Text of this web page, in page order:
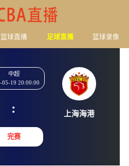
篮球直播 足球直播 篮球录像
中超
2026-05-19 20:00:00
: